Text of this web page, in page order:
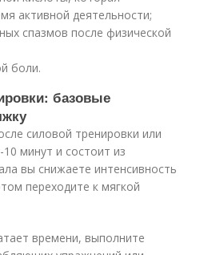
активной деятельности;
спазмов после физической
боли.
базовые
силовой тренировки или
минут и состоит из
вы снижаете интенсивность
переходите к мягкой
времени, выполните